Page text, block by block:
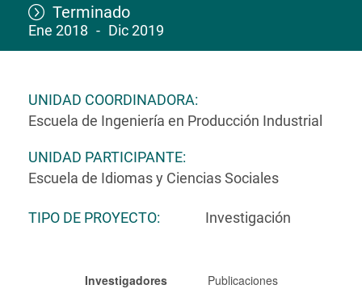
Terminado
Ene 2018 Dic 2019
UNIDAD COORDINADORA
Escuela de Ingeniería en Producción Industrial
UNIDAD PARTICIPANTE
Escuela de Idiomas y Ciencias Sociales
TIPO DE PROYECTO Investigación
Investigadores Publicaciones